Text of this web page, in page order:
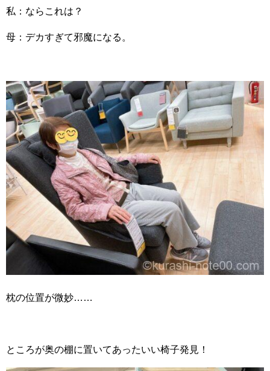
私：ならこれは？
母：デカすぎて邪魔になる。
枕の位置が微妙……
ところが奥の棚に置いてあったいい椅子発見！